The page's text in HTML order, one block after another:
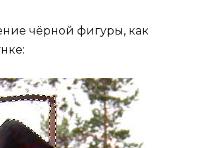
чёрной фигуры, как